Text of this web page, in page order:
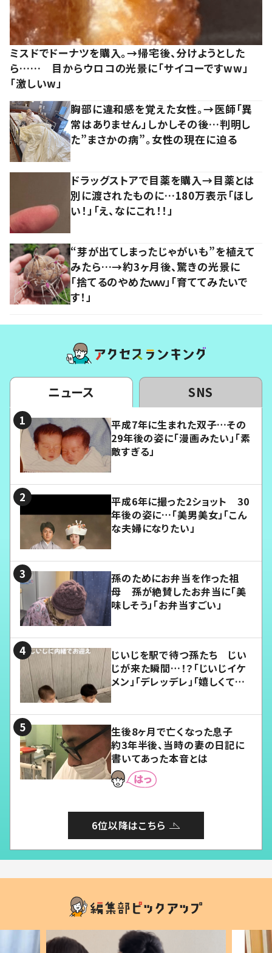
ミスドでドーナツを購入。→帰宅後、分けようとした
ら…… 目からウロコの光景に「サイコーですww」
「激しいw」
胸部に違和感を覚えた女性。→医師「異
常はありません」しかしその後…判明し
た”まさかの病”。女性の現在に迫る
ドラッグストアで目薬を購入→目薬とは
別に渡されたものに…180万表示「ほし
い！」「え、なにこれ！！」
“芽が出てしまったじゃがいも”を植えて
みたら…→約3ヶ月後、驚きの光景に
「捨てるのやめたｗｗ」「育ててみたいで
す！」
ニュース SNS
平成7年に生まれた双子…その
29年後の姿に「漫画みたい」「素
敵すぎる」
平成6年に撮った2ショット 30
年後の姿に…「美男美女」「こん
な夫婦になりたい」
孫のためにお弁当を作った祖
母 孫が絶賛したお弁当に「美
味しそう」「お弁当すごい」
じいじを駅で待つ孫たち じい
じが来た瞬間…！？「じいじイケ
メン」「デレッデレ」「嬉しくて可
生後8ヶ月で亡くなった息子
約3年半後、当時の妻の日記に
書いてあった本音とは
6位以降はこちら